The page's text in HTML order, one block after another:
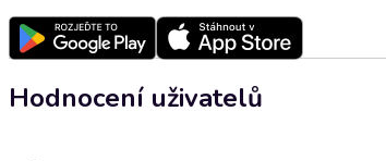
Hodnocení uživatelů